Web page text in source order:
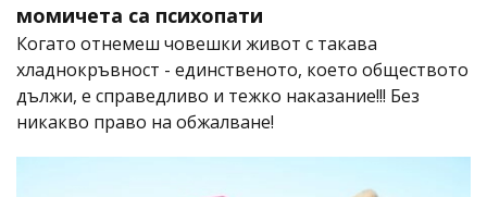
момичета са психопати
Когато отнемеш човешки живот с такава
хладнокръвност - единственото, което обществото
дължи, е справедливо и тежко наказание!!! Без
никакво право на обжалване!